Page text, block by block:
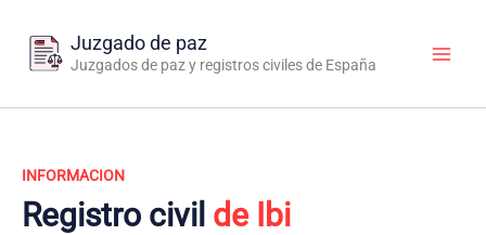
contenido
Juzgado de paz
Juzgados de paz y registros civiles de España
INFORMACION
Registro civil de Ibi